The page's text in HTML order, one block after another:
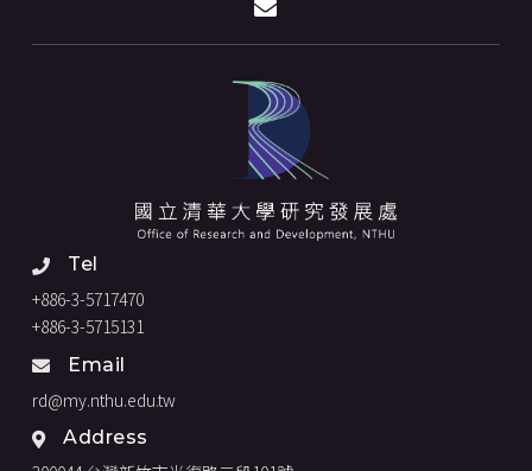
Tel
+886-3-5717470
+886-3-5715131
Email
rd@my.nthu.edu.tw
Address